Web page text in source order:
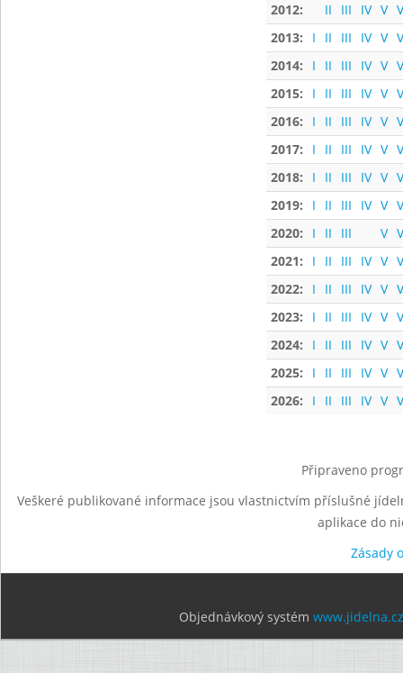
2012: II III IV V
2013:
I II III IV V
2014:
I II III IV V
2015:
I II III IV V
2016:
I II III IV V
2017:
I II III IV V
2018:
I II III IV V
2019:
I II III IV V
2020:
I II III V
2021:
I II III IV V
2022:
I II III IV V
2023:
I II III IV V
2024:
I II III IV V
2025:
I II III IV V
2026:
I II III IV V
Připraveno
Veškeré publikované informace jsou vlastnictvím příslušné
aplikace do
Zásady
Objednávkový systém www.jidelna.cz